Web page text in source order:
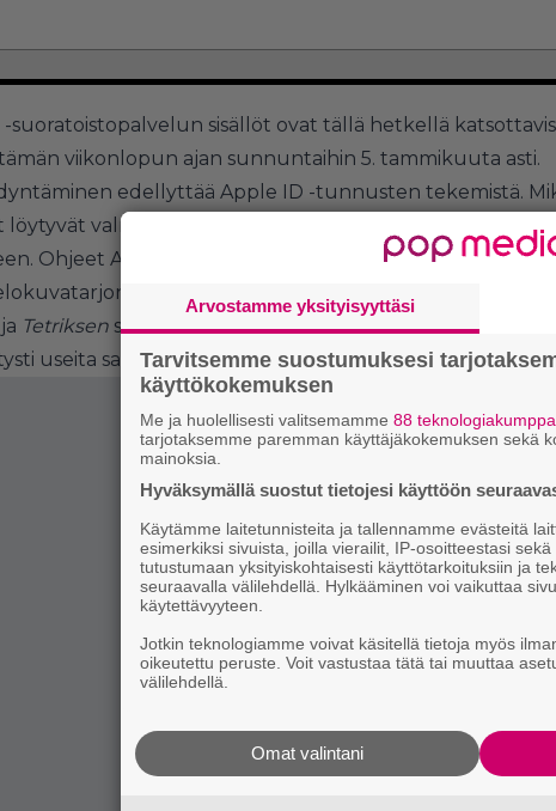
-suoratoistopalvelun sisällöt ovat tällä hetkellä
viikonlopun ajan sunnuntaihin 5. tammikuuta asti.
edellyttää Apple ID -tunnusten tekemistä.
valmiina, sovellukseen kirjautuminen riittää edun
Ohjeet Apple-tilin luomiseksi löytyvättäältä.
löytyvät esimerkiksi draamakomedia
ja Tetriksen syntytarinan kertovaTetris-elokuva. Lisäksi
useita sarjoja, kuten scifi-teemaisenDark Matterin.
Arvostamme yksityisyyttäsi
Tarvitsemme suostumuksesi
käyttökokemuksen
Me ja huolellisesti valitsemamme 88
tarjotaksemme paremman käyttäjäkokemuksen sekä
mainoksia.
Hyväksymällä suostut tietojesi käyttöön
Käytämme laitetunnisteita ja tallennamme evästeitä
esimerkiksi sivuista, joilla vierailit, IP-osoitteestasi
tutustumaan yksityiskohtaisesti käyttötarkoituksiin ja
seuraavalla välilehdellä. Hylkääminen voi vaikuttaa
käytettävyyteen.
Jotkin teknologiamme voivat käsitellä tietoja myös
oikeutettu peruste. Voit vastustaa tätä tai muuttaa
välilehdellä.
Omat valintani